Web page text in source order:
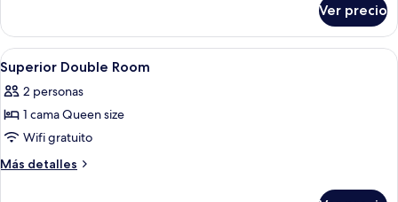
No
View
Twin
Room
No
View
Ver precio
Abrir
todas
las
fotos
de
Superior
Artículos del minibar gratis y caja de
5
Superior Double Room
2 personas
1 cama Queen size
Wifi gratuito
Más detalles
Más